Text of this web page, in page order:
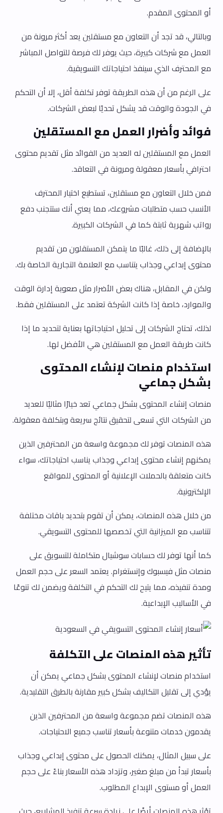
أو المحتوى المقدم.
وبالتالي، قد تجد أن التعاون مع مستقلين يعد أكثر مرونة من
العمل مع شركات كبيرة، حيث يوفر لك فرصة للتواصل المباشر
مع المحترف الذي سينفذ احتياجاتك التسويقية.
على الرغم من أن هذه الطريقة توفر تكلفة أقل، إلا أن التحكم
في الجودة والوقت قد يشكل تحديًا لبعض الشركات.
فوائد وأضرار العمل مع المستقلين
العمل مع المستقلين له العديد من الفوائد مثل تقديم محتوى
احترافي بأسعار معقولة ومرونة في التعاقد.
فمن خلال التعاون مع مستقلين، تستطيع اختيار المحترف
الأنسب حسب متطلبات مشروعك، مما يعني أنك ستتجنب دفع
رواتب شهرية ثابتة كما في الشركات الكبيرة.
بالإضافة إلى ذلك، غالبًا ما يتمكن المستقلون من تقديم
محتوى إبداعي وجذاب يتناسب مع العلامة التجارية الخاصة بك.
ولكن في المقابل، هناك بعض الأضرار مثل صعوبة إدارة الوقت
والموارد، خاصة إذا كانت الشركة تعتمد على المستقلين فقط.
لذلك، تحتاج الشركات إلى تحليل احتياجاتها بعناية لتحديد ما إذا
كانت طريقة العمل مع المستقلين هي الأفضل لها.
استخدام منصات لإنشاء المحتوى
بشكل جماعي
منصات إنشاء المحتوى بشكل جماعي تعد خيارًا مثاليًا للعديد
من الشركات التي تسعى لتحقيق نتائج سريعة وبتكلفة معقولة.
هذه المنصات توفر لك مجموعة واسعة من المحترفين الذين
يمكنهم إنشاء محتوى إبداعي وجذاب يناسب احتياجاتك، سواء
كانت متعلقة بالحملات الإعلانية أو المحتوى للمواقع
الإلكترونية.
من خلال هذه المنصات، يمكن أن تقوم بتحديد باقات مختلفة
تتناسب مع الميزانية التي تخصصها للمحتوى التسويقي.
كما أنها توفر لك حسابات سوشيال متكاملة للتسويق على
منصات مثل فيسبوك وإنستغرام. يعتمد السعر على حجم العمل
ومدة تنفيذه، مما يتيح لك التحكم في التكلفة ويضمن لك تنوعًا
في الأساليب الإبداعية.
تأثير هذه المنصات على التكلفة
استخدام منصات لإنشاء المحتوى بشكل جماعي يمكن أن
يؤدي إلى تقليل التكاليف بشكل كبير مقارنة بالطرق التقليدية.
هذه المنصات تضم مجموعة واسعة من المحترفين الذين
يقدمون خدمات متنوعة بأسعار تناسب جميع الاحتياجات.
على سبيل المثال، يمكنك الحصول على محتوى إبداعي وجذاب
بأسعار تبدأ من مبلغ صغير، وتزداد هذه الأسعار بناءً على حجم
العمل أو مستوى الإبداع المطلوب.